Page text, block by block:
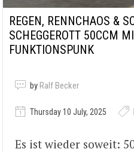
REGEN, RENNCHAOS &
SCHEGGEROTT 50CCM
FUNKTIONSPUNK
by Ralf Becker
Thursday 10 July, 2025
Es ist wieder soweit: